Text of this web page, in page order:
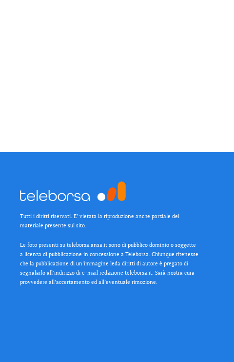
Tutti i diritti riservati. E’ vietata la riproduzione anche parziale del
materiale presente sul sito.
Le foto presenti su teleborsa.ansa.it sono di pubblico dominio o soggette
a licenza di pubblicazione in concessione a Teleborsa. Chiunque ritenesse
che la pubblicazione di un’immagine leda diritti di autore è pregato di
segnalarlo all’indirizzo di e-mail redazione teleborsa.it. Sarà nostra cura
provvedere all’accertamento ed all’eventuale rimozione.